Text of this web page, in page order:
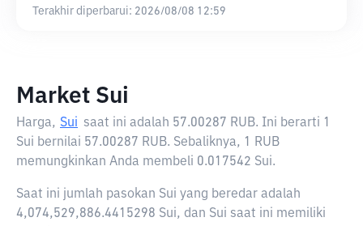
Terakhir diperbarui: 2026/08/08 12:59
Market Sui
Harga, Sui saat ini adalah 57.00287 RUB. Ini berarti 1
Sui bernilai 57.00287 RUB. Sebaliknya, 1 RUB
memungkinkan Anda membeli 0.017542 Sui.
Saat ini jumlah pasokan Sui yang beredar adalah
4,074,529,886.4415298 Sui, dan Sui saat ini memiliki